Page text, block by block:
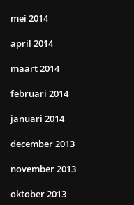
mei 2014
april 2014
maart 2014
februari 2014
januari 2014
december 2013
november 2013
oktober 2013